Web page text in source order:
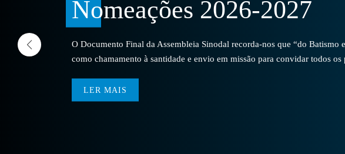
Nomeações 2026-2027
O Documento Final da Assembleia Sinodal recorda-nos que “do
como chamamento à santidade e envio em missão para convidar todos
LER MAIS